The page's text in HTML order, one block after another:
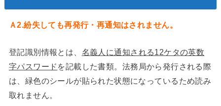
Ａ2.紛失しても再発行・再通知はされません。
登記識別情報とは、 名義人に通知される12ケタの英数
字パスワード を記載した書類。法務局から発行される際
は、緑色のシールが貼られた状態になっているため読み
取れません。